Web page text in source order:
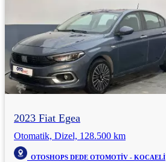
2023 Fiat Egea
Otomatik, Dizel, 128.500 km
OTOSHOPS DEDE OTOMOTİV - KOCAELİ